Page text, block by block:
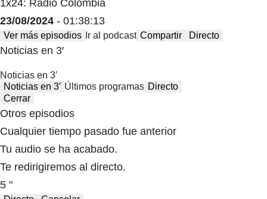
1x24: Radio Colombia
23/08/2024 - 01:38:13
Ver más episodios Ir al podcast Compartir Directo
Noticias en 3′
Noticias en 3′
Noticias en 3′ Últimos programas Directo
Cerrar
Otros episodios
Cualquier tiempo pasado fue anterior
Tu audio se ha acabado.
Te redirigiremos al directo.
5 "